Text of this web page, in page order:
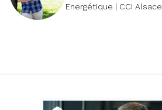
Energétique | CCI Alsace